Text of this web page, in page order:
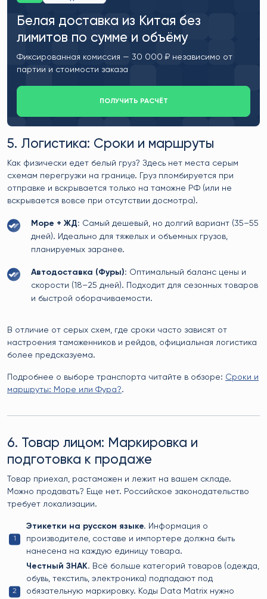
Белая доставка из Китая без
лимитов по сумме и объёму
Фиксированная комиссия — 30 000 ₽ независимо от
партии и стоимости заказа
ПОЛУЧИТЬ РАСЧЁТ
5. Логистика: Сроки и маршруты
Как физически едет белый груз? Здесь нет места серым
схемам перегрузки на границе. Груз пломбируется при
отправке и вскрывается только на таможне РФ (или не
вскрывается вовсе при отсутствии досмотра).
Море + ЖД: Самый дешевый, но долгий вариант (35–55
дней). Идеально для тяжелых и объемных грузов,
планируемых заранее.
Автодоставка (Фуры): Оптимальный баланс цены и
скорости (18–25 дней). Подходит для сезонных товаров
и быстрой оборачиваемости.
В отличие от серых схем, где сроки часто зависят от
настроения таможенников и рейдов, официальная логистика
более предсказуема.
Подробнее о выборе транспорта читайте в обзоре: Сроки и
маршруты: Море или Фура?.
6. Товар лицом: Маркировка и
подготовка к продаже
Товар приехал, растаможен и лежит на вашем складе.
Можно продавать? Еще нет. Российское законодательство
требует локализации.
Этикетки на русском языке. Информация о
производителе, составе и импортере должна быть
нанесена на каждую единицу товара.
Честный ЗНАК. Всё больше категорий товаров (одежда,
обувь, текстиль, электроника) подпадают под
обязательную маркировку. Коды Data Matrix нужно